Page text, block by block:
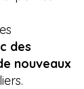
des
nouveaux